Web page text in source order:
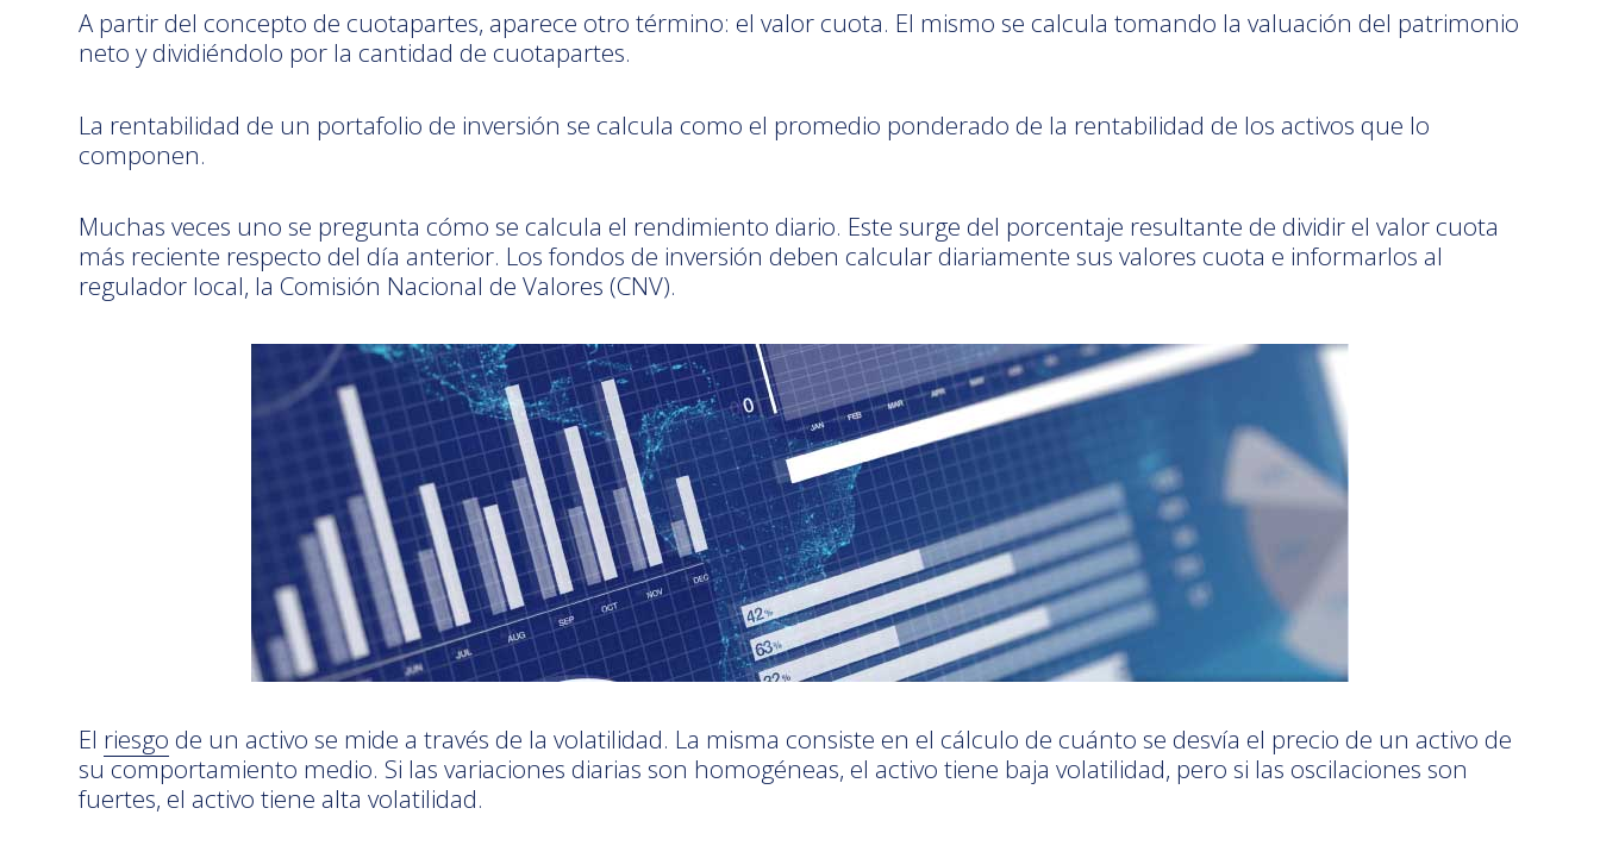
A partir del concepto de cuotapartes, aparece otro término: el valor cuota. El mismo se calcula tomando la valuación del patrimonio
neto y dividiéndolo por la cantidad de cuotapartes.
La rentabilidad de un portafolio de inversión se calcula como el promedio ponderado de la rentabilidad de los activos que lo
componen.
Muchas veces uno se pregunta cómo se calcula el rendimiento diario. Este surge del porcentaje resultante de dividir el valor cuota
más reciente respecto del día anterior. Los fondos de inversión deben calcular diariamente sus valores cuota e informarlos al
regulador local, la Comisión Nacional de Valores (CNV).
El riesgo de un activo se mide a través de la volatilidad. La misma consiste en el cálculo de cuánto se desvía el precio de un activo de
su comportamiento medio. Si las variaciones diarias son homogéneas, el activo tiene baja volatilidad, pero si las oscilaciones son
fuertes, el activo tiene alta volatilidad.